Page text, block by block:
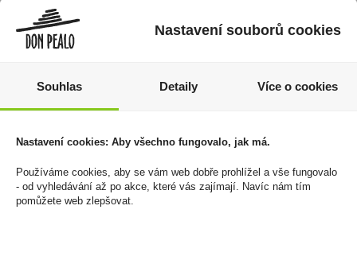
Mauritius Dodo Dark
0,7l 40% (karton)
Cena za:
Bumbu Original 0,7l
40%
Cena za:1 ks
Nastavení souborů cookies
Souhlas Detaily Více o cookies
Nastavení cookies: Aby všechno fungovalo, jak má.
Používáme cookies, aby se vám web dobře prohlížel a vše fungovalo
- od vyhledávání až po akce, které vás zajímají. Navíc nám tím
pomůžete web zlepšovat.